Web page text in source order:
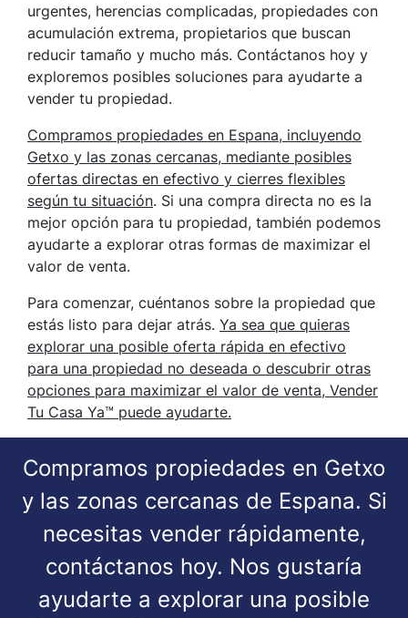
urgentes, herencias complicadas, propiedades con
acumulación extrema, propietarios que buscan
reducir tamaño y mucho más. Contáctanos hoy y
exploremos posibles soluciones para ayudarte a
vender tu propiedad.
Compramos propiedades en Espana, incluyendo
Getxo y las zonas cercanas, mediante posibles
ofertas directas en efectivo y cierres flexibles
según tu situación. Si una compra directa no es la
mejor opción para tu propiedad, también podemos
ayudarte a explorar otras formas de maximizar el
valor de venta.
Para comenzar, cuéntanos sobre la propiedad que
estás listo para dejar atrás. Ya sea que quieras
explorar una posible oferta rápida en efectivo
para una propiedad no deseada o descubrir otras
opciones para maximizar el valor de venta, Vender
Tu Casa Ya™ puede ayudarte.
Compramos propiedades en Getxo
y las zonas cercanas de Espana. Si
necesitas vender rápidamente,
contáctanos hoy. Nos gustaría
ayudarte a explorar una posible